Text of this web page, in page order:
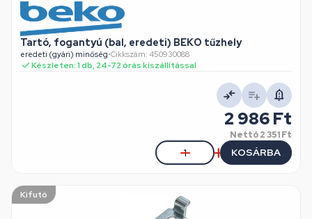
Tartó, fogantyú (bal, eredeti) BEKO tűzhely
eredeti (gyári) minőség•Cikkszám: 450930088
Készleten: 1 db, 24-72 órás kiszállítással
2 986 Ft
Nettó2 351 Ft
KOSÁRBA
Kifutó